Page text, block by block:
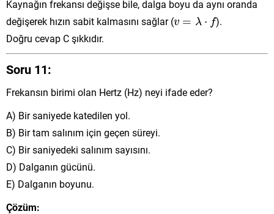
Kaynağın frekansı değişse bile, dalga boyu da aynı oranda
değişerek hızın sabit kalmasını sağlar (v = λ ⋅ f
v f
).
Doğru cevap C şıkkıdır.
Soru 11:
Frekansın birimi olan Hertz (Hz) neyi ifade eder?
A) Bir saniyede katedilen yol.
B) Bir tam salınım için geçen süreyi.
C) Bir saniyedeki salınım sayısını.
D) Dalganın gücünü.
E) Dalganın boyunu.
Çözüm: